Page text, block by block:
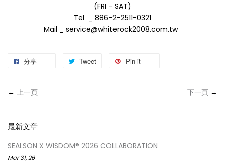
(FRI - SAT)
Tel _ 886-2-2511-0321
Mail _ service@whiterock2008.com.tw
分享 Tweet Pin it
← 上一頁 下一頁 →
最新文章
SEALSON X WISDOM® 2026 COLLABORATION
Mar 31, 26